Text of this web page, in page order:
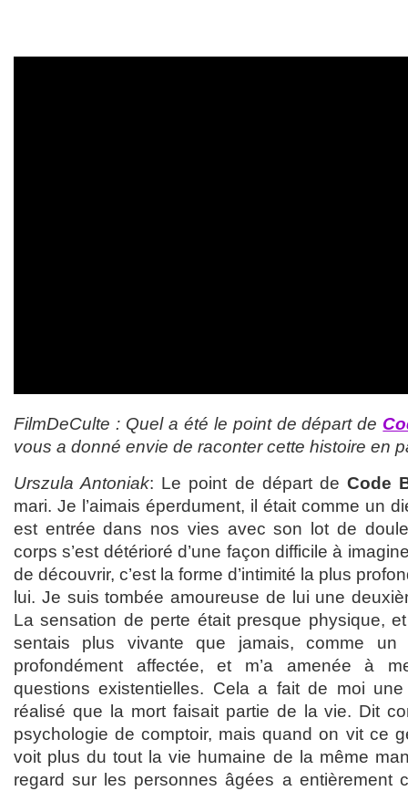
FilmDeCulte : Quel a été le point de départ de
vous a donné envie de raconter cette histoire en
Urszula Antoniak: Le point de départ deCode
mari. Je l’aimais éperdument, il était comme un
est entrée dans nos vies avec son lot de
corps s’est détérioré d’une façon difficile à
de découvrir, c’est la forme d’intimité la plus
lui. Je suis tombée amoureuse de lui une
La sensation de perte était presque physique,
sentais plus vivante que jamais, comme un
profondément affectée, et m’a amenée à
questions existentielles. Cela a fait de moi une
réalisé que la mort faisait partie de la vie. Dit
psychologie de comptoir, mais quand on vit ce
voit plus du tout la vie humaine de la même
regard sur les personnes âgées a entièrement